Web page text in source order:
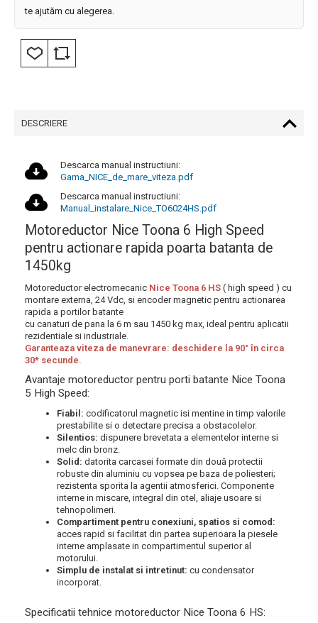
te ajutăm cu alegerea.
DESCRIERE
Descarca manual instructiuni:
Gama_NICE_de_mare_viteza.pdf
Descarca manual instructiuni:
Manual_instalare_Nice_TO6024HS.pdf
Motoreductor Nice Toona 6 High Speed
pentru actionare rapida poarta batanta de
1450kg
Motoreductor electromecanic Nice Toona 6 HS ( high speed ) cu
montare externa, 24 Vdc, si encoder magnetic pentru actionarea
rapida a portilor batante
cu canaturi de pana la 6 m sau 1450 kg max, ideal pentru aplicatii
rezidentiale si industriale.
Garanteaza viteza de manevrare: deschidere la 90° în circa
30* secunde.
Avantaje motoreductor pentru porti batante Nice Toona
5 High Speed:
Fiabil: codificatorul magnetic isi mentine in timp valorile
prestabilite si o detectare precisa a obstacolelor.
Silentios: dispunere brevetata a elementelor interne si
melc din bronz.
Solid: datorita carcasei formate din două protectii
robuste din aluminiu cu vopsea pe baza de poliesteri;
rezistenta sporita la agentii atmosferici. Componente
interne in miscare, integral din otel, aliaje usoare si
tehnopolimeri.
Compartiment pentru conexiuni, spatios si comod:
acces rapid si facilitat din partea superioara la piesele
interne amplasate in compartimentul superior al
motorului.
Simplu de instalat si intretinut: cu condensator
incorporat.
Specificatii tehnice motoreductor Nice Toona 6 HS: